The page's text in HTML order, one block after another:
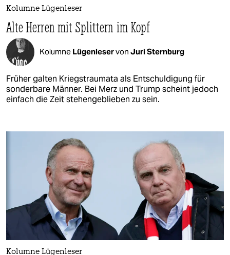
Kolumne Lügenleser
Alte Herren mit Splittern im Kopf
Kolumne Lügenleservon Juri Sternburg
Früher galten Kriegstraumata als Entschuldigung für
sonderbare Männer. Bei Merz und Trump scheint jedoch
einfach die Zeit stehengeblieben zu sein.
Kolumne Lügenleser